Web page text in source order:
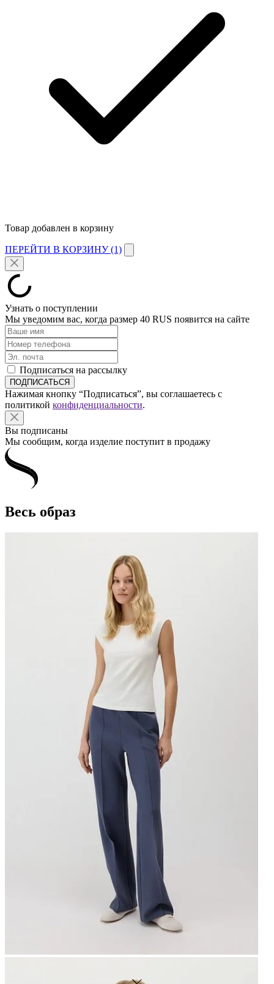
Товар добавлен в корзину
ПЕРЕЙТИ В КОРЗИНУ (1)
Узнать о поступлении
Мы уведомим вас, когда размер 40 RUS появится на сайте
Подписаться на рассылку
Нажимая кнопку “Подписаться”, вы соглашаетесь с
политикой конфиденциальности.
Вы подписаны
Мы сообщим, когда изделие поступит в продажу
Весь образ